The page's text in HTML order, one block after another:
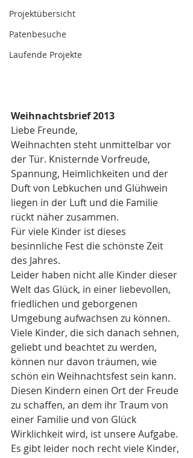
Projektübersicht
Patenbesuche
Laufende Projekte
Weihnachtsbrief 2013
Liebe Freunde,
Weihnachten steht unmittelbar vor
der Tür. Knisternde Vorfreude,
Spannung, Heimlichkeiten und der
Duft von Lebkuchen und Glühwein
liegen in der Luft und die Familie
rückt näher zusammen.
Für viele Kinder ist dieses
besinnliche Fest die schönste Zeit
des Jahres.
Leider haben nicht alle Kinder dieser
Welt das Glück, in einer liebevollen,
friedlichen und geborgenen
Umgebung aufwachsen zu können.
Viele Kinder, die sich danach sehnen,
geliebt und beachtet zu werden,
können nur davon träumen, wie
schön ein Weihnachtsfest sein kann.
Diesen Kindern einen Ort der Freude
zu schaffen, an dem ihr Traum von
einer Familie und von Glück
Wirklichkeit wird, ist unsere Aufgabe.
Es gibt leider noch recht viele Kinder,